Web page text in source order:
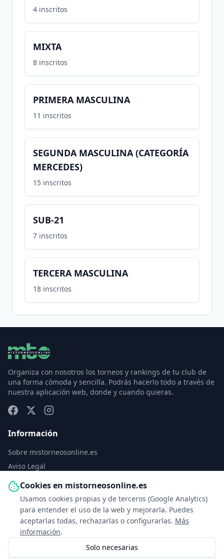
Cookies en mistorneosonline.es
Usamos cookies propias y de terceros (Google Analytics)
para entender el uso de la web y mejorarla. Puedes
aceptarlas todas, rechazarlas o configurarlas. Más
información.
Solo necesarias
4 inscritos
MIXTA
8 inscritos
PRIMERA MASCULINA
11 inscritos
SEGUNDA MASCULINA (CATEGORÍA
MERCEDES)
15 inscritos
SUB-21
7 inscritos
TERCERA MASCULINA
18 inscritos
Organiza con nosotros los torneos y rankings de tu club de
una forma cómoda y sencilla. Podrás hacerlo todo a través de
nuestra aplicación web, donde y cuando quieras.
Información
Sobre mistorneosonline.es
Aviso Legal
Política de Privacidad
Política de Cookies
Configurar cookies
Contacto
info@mistorneosonline.es